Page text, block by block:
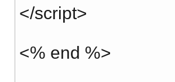
</script>
<% end %>